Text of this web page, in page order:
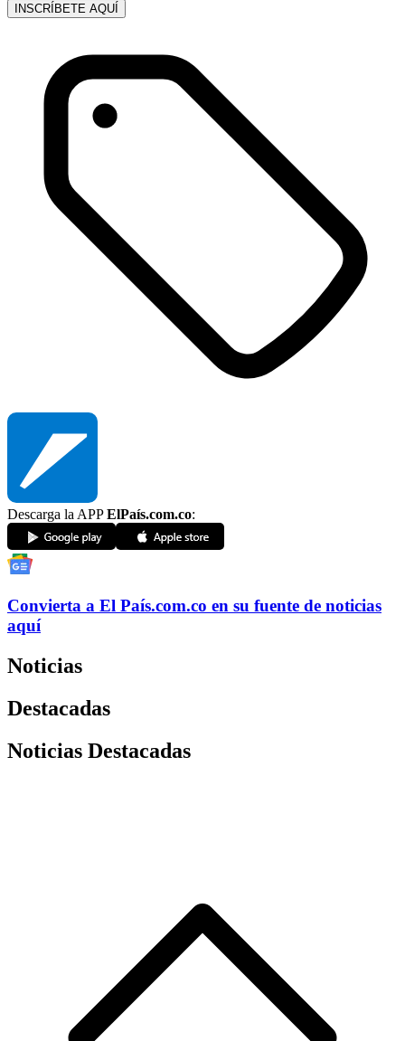
INSCRÍBETE AQUÍ
Descarga la APPElPaís.com.co:
Convierta a El País.com.co en su fuente de noticias
aquí
Noticias
Destacadas
Noticias Destacadas